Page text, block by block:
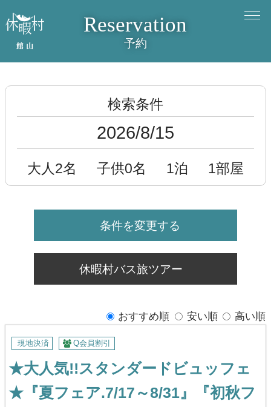
Reservation
予約
検索条件
2026/8/15
大人2名 子供0名 1泊 1部屋
条件を変更する
休暇村バス旅ツアー
おすすめ順 安い順 高い順
現地決済 Q会員割引
★大人気!!スタンダードビュッフェ
★『夏フェア.7/17～8/31』『初秋フ